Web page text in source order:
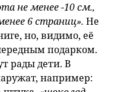
не менее -10 см.,
6 страниц». Не
но, видимо, её
подарком.
рады дети. В
например: